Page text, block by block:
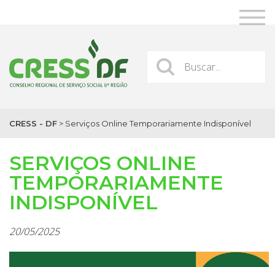
CRESS - DF > Serviços Online Temporariamente Indisponível
SERVIÇOS ONLINE
TEMPORARIAMENTE
INDISPONÍVEL
20/05/2025